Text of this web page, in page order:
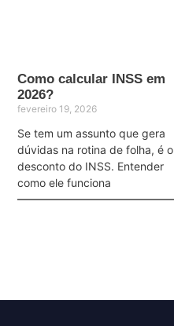
Como calcular INSS em
2026?
fevereiro 19, 2026
Se tem um assunto que gera
dúvidas na rotina de folha, é o
desconto do INSS. Entender
como ele funciona